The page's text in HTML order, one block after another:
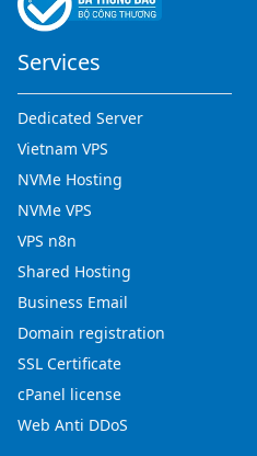
Services
Dedicated Server
Vietnam VPS
NVMe Hosting
NVMe VPS
VPS n8n
Shared Hosting
Business Email
Domain registration
SSL Certificate
cPanel license
Web Anti DDoS